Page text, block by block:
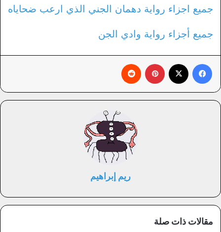
جميع اجزاء رواية دهمان الجني الذي ارعب ضحاياه
جميع أجزاء رواية وادي الجن
ريم إبراهيم
مقالات ذات صلة